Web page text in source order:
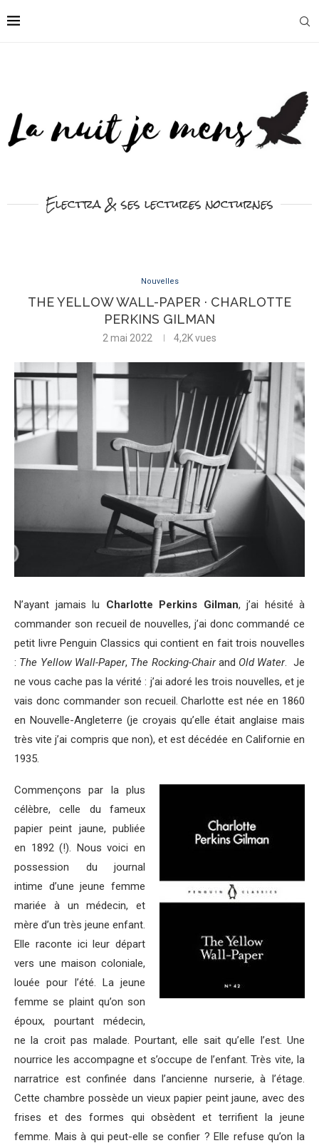
Electra & ses lectures nocturnes
Nouvelles
THE YELLOW WALL-PAPER · CHARLOTTE
PERKINS GILMAN
2 mai 2022 4,2Kvues
N’ayant jamais lu Charlotte Perkins Gilman, j’ai hésité à
commander son recueil de nouvelles, j’ai donc commandé ce
petit livre Penguin Classics qui contient en fait trois nouvelles
: The Yellow Wall-Paper, The Rocking-Chairand Old Water. Je
ne vous cache pas la vérité : j’ai adoré les trois nouvelles, et je
vais donc commander son recueil. Charlotte est née en 1860
en Nouvelle-Angleterre (je croyais qu’elle était anglaise mais
très vite j’ai compris que non), et est décédée en Californie en
1935.
Commençons par la plus
célèbre, celle du fameux
papier peint jaune, publiée
en 1892 (!). Nous voici en
possession du journal
intime d’une jeune femme
mariée à un médecin, et
mère d’un très jeune enfant.
Elle raconte ici leur départ
vers une maison coloniale,
louée pour l’été. La jeune
femme se plaint qu’on son
époux, pourtant médecin,
ne la croit pas malade. Pourtant, elle sait qu’elle l’est. Une
nourrice les accompagne et s’occupe de l’enfant. Très vite, la
narratrice est confinée dans l’ancienne nurserie, à l’étage.
Cette chambre possède un vieux papier peint jaune, avec des
frises et des formes qui obsèdent et terrifient la jeune
femme. Mais à qui peut-elle se confier ? Elle refuse qu’on la